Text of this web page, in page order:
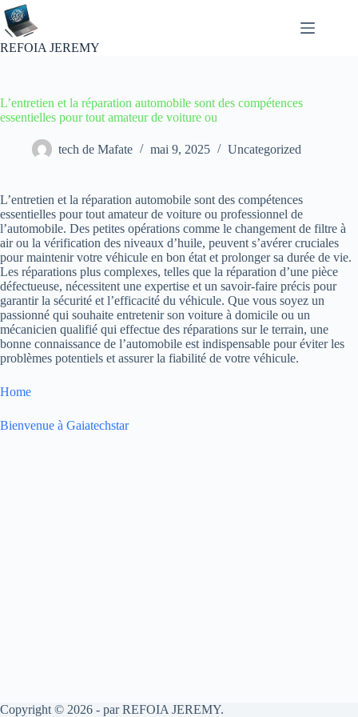
Passer
au
contenu
REFOIA JEREMY
L’entretien et la réparation automobile sont des compétences
essentielles pour tout amateur de voiture ou
tech de Mafate mai 9, 2025 Uncategorized
L’entretien et la réparation automobile sont des compétences
essentielles pour tout amateur de voiture ou professionnel de
l’automobile. Des petites opérations comme le changement de filtre à
air ou la vérification des niveaux d’huile, peuvent s’avérer cruciales
pour maintenir votre véhicule en bon état et prolonger sa durée de vie.
Les réparations plus complexes, telles que la réparation d’une pièce
défectueuse, nécessitent une expertise et un savoir-faire précis pour
garantir la sécurité et l’efficacité du véhicule. Que vous soyez un
passionné qui souhaite entretenir son voiture à domicile ou un
mécanicien qualifié qui effectue des réparations sur le terrain, une
bonne connaissance de l’automobile est indispensable pour éviter les
problèmes potentiels et assurer la fiabilité de votre véhicule.
Home
Bienvenue à Gaiatechstar
Copyright © 2026 - par REFOIA JEREMY.